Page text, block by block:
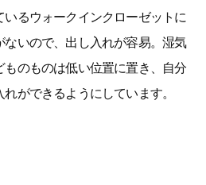
るウォークインクローゼットに
いので、出し入れが容易。湿気
のものは低い位置に置き、自分
ができるようにしています。